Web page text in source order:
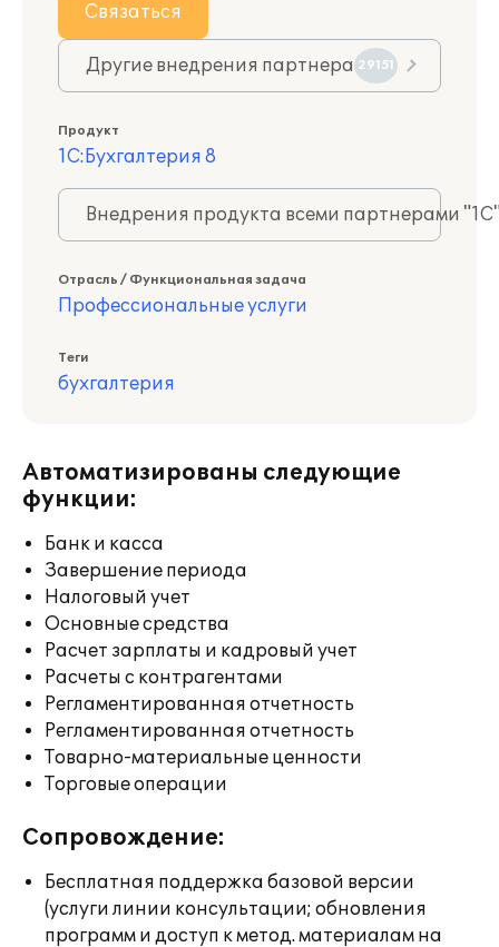
Связаться
Другие внедрения партнера 29151
Продукт
1С:Бухгалтерия 8
Внедрения продукта всеми партнерами
Отрасль / Функциональная задача
Профессиональные услуги
Теги
бухгалтерия
Автоматизированы следующие
функции:
Банк и касса
Завершение периода
Налоговый учет
Основные средства
Расчет зарплаты и кадровый учет
Расчеты с контрагентами
Регламентированная отчетность
Регламентированная отчетность
Товарно-материальные ценности
Торговые операции
Сопровождение:
Бесплатная поддержка базовой версии
(услуги линии консультации; обновления
программ и доступ к метод. материалам на